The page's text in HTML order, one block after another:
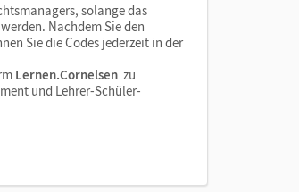
solange das
Nachdem Sie den
Sie die Codes jederzeit in der
Lernen.Cornelsen zu
und Lehrer-Schüler-